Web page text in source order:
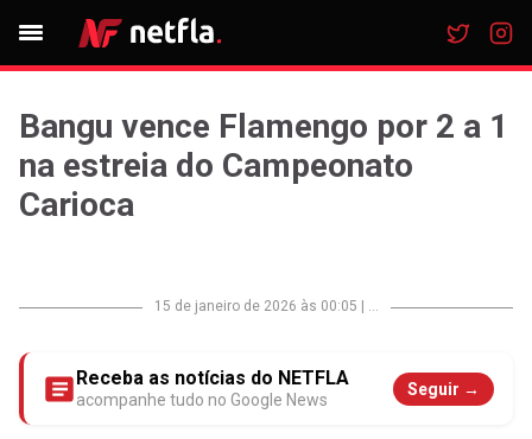
Bangu vence Flamengo por 2 a 1
na estreia do Campeonato
Carioca
15 de janeiro de 2026 às 00:05 ...
Receba as notícias do NETFLA
acompanhe tudo no Google News
Seguir →